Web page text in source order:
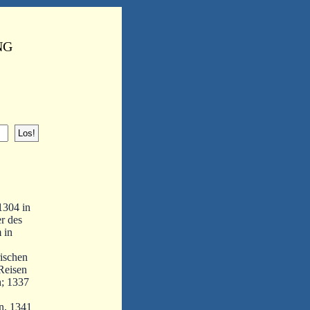
in
des
in
1337
1341